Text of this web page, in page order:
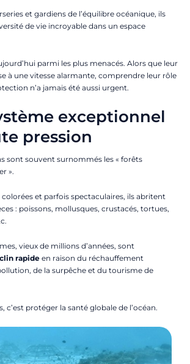
et gardiens de l’équilibre océanique, ils
de vie incroyable dans un espace
parmi les plus menacés. Alors que leur
à une vitesse alarmante, comprendre leur rôle
n’a jamais été aussi urgent.
exceptionnel
pression
sont souvent surnommés les « forêts
».
et parfois spectaculaires, ils abritent
: poissons, mollusques, crustacés, tortues,
vieux de millions d’années, sont
rapideen raison du réchauffement
de la surpêche et du tourisme de
c’est protéger la santé globale de l’océan.